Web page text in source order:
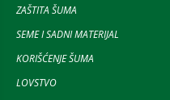
ZAŠTITA ŠUMA
SEME I SADNI MATERIJAL
KORIŠĆENJE ŠUMA
LOVSTVO